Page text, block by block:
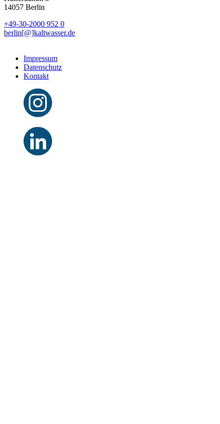
14057 Berlin
+49-30-2000 952 0
berlin[@]kaltwasser.de
Impressum
Datenschutz
Kontakt